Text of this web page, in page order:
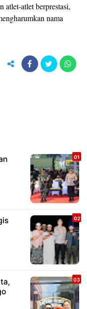
atlet-atlet berprestasi,
nama